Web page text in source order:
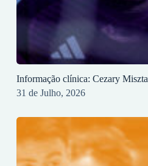
Informação clínica: Cezary Miszta
31 de Julho, 2026